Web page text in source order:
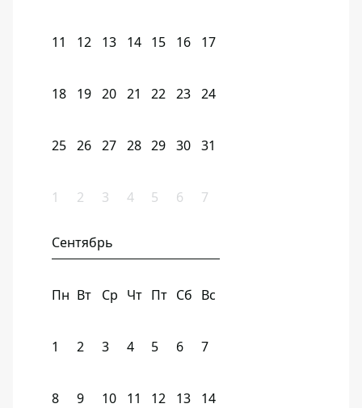
11 12 13 14 15 16 17
18 19 20 21 22 23 24
25 26 27 28 29 30 31
1 2 3 4 5 6 7
Сентябрь
Пн Вт Ср Чт Пт Сб Вс
1 2 3 4 5 6 7
8 9 10 11 12 13 14